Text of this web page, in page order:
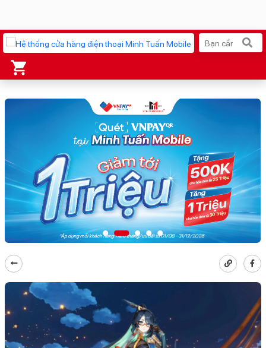
iPhone 17 Pro Max MacBook Neo giá tốt
AirTag 2 Mới Galaxy Z8 Series
AirPods 4 OPPO Reno16
Apple Watch S11 Ốp lưng Pitaka
Osmo Pocket 4 Ốp lưng Apple
Loa Marshall Cốc sạc Apple